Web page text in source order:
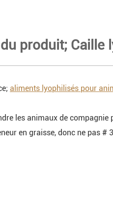
produit; Caille
aliments lyophilisés pour
les animaux de compagnie
en graisse, donc ne pas